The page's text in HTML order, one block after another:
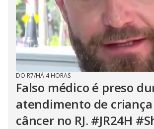
DO R7/HÁ 4 HORAS
Falso médico é preso
atendimento de
câncer no RJ. #JR24H